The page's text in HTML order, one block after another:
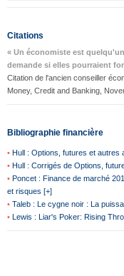
Citations
« Un économiste est
demande si elles pourraient
Citation de l'ancien conseiller
Money, Credit and Banking,
Bibliographie financière
• Hull : Options, futures et autres
• Hull : Corrigés de Options,
• Poncet : Finance de marché
et risques [+]
• Taleb : Le cygne noir : La
• Lewis : Liar's Poker: Rising